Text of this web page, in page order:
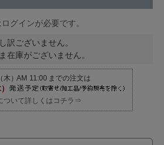
グインが必要です。
訳ございません。
在庫がございません。
ついて詳しくはコチラ⇒